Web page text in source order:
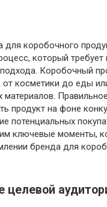
коробочного
который требует
подхода. Коробочный
от косметики до еды
материалов.
продукт на фоне
потенциальных
ключевые моменты,
бренда для
целевой